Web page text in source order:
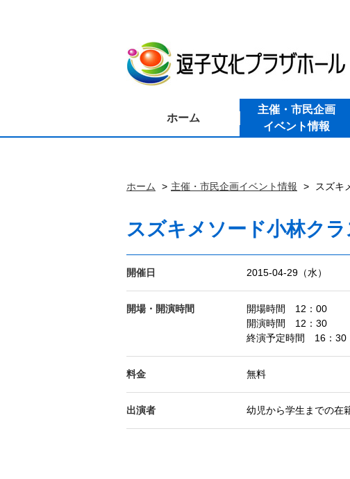
ホーム
主催・市民企画
イベント情報
ホーム 主催・市民企画イベント情報 スズキ
スズキメソード小林ク
開催日 2015-04-29（水）
開場・開演時間
開場時間 12：00
開演時間 12：30
終演予定時間 16：30
料金 無料
出演者 幼児から学生までの在